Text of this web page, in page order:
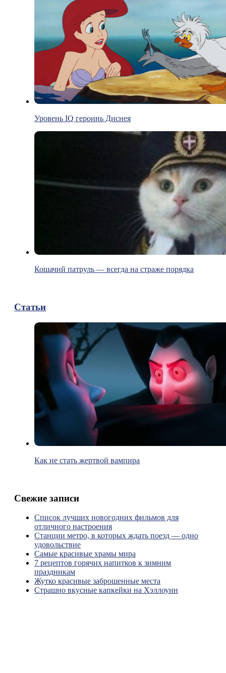
Уровень IQ героинь Диснея
Кошачий патруль — всегда на страже порядка
Статьи
Как не стать жертвой вампира
Свежие записи
Список лучших новогодних фильмов для
отличного настроения
Станции метро, в которых ждать поезд — одно
удовольствие
Самые красивые храмы мира
7 рецептов горячих напитков к зимним
праздникам
Жутко красивые заброшенные места
Страшно вкусные капкейки на Хэллоуин